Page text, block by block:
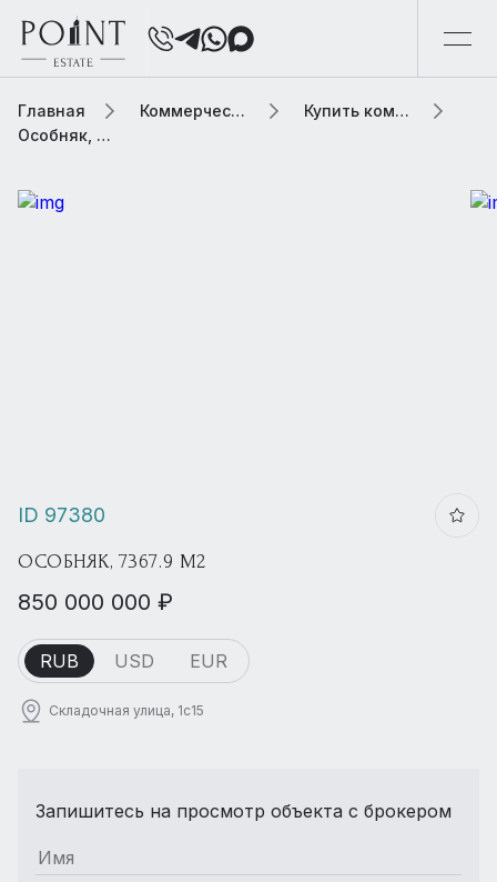
Главная Коммерческая элитная недвижимость
Купить коммерческую недвижимость
Особняк, 7367.9 м2
ID 97380
ОСОБНЯК, 7367.9 М2
850 000 000 ₽
RUB USD EUR
Складочная улица, 1с15
Запишитесь на просмотр объекта с брокером